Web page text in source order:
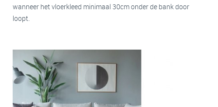
wanneer het vloerkleed minimaal 30cm onder de bank door
loopt.